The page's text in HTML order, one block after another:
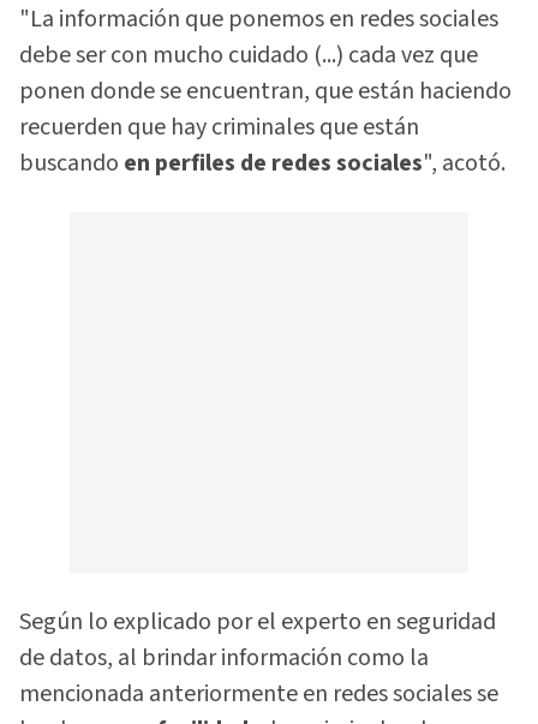
"La información que ponemos en redes sociales
debe ser con mucho cuidado (...) cada vez que
ponen donde se encuentran, que están haciendo
recuerden que hay criminales que están
buscando en perfiles de redes sociales", acotó.
Según lo explicado por el experto en seguridad
de datos, al brindar información como la
mencionada anteriormente en redes sociales se